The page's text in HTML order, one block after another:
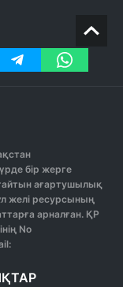
бір жерге
ағартушылық
желі ресурсының
арналған. ҚР
No